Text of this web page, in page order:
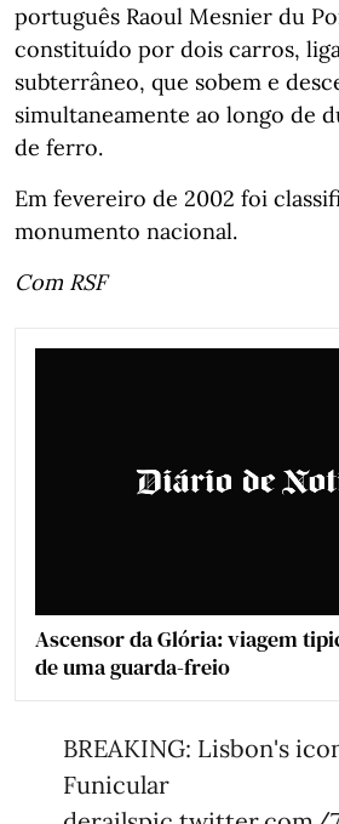
português Raoul Mesnier du
constituído por dois carros,
subterrâneo, que sobem e
simultaneamente ao longo de
de ferro.
Em fevereiro de 2002 foi
monumento nacional.
Com RSF
Ascensor da Glória: viagem
de uma guarda-freio
BREAKING: Lisbon's
Funicular